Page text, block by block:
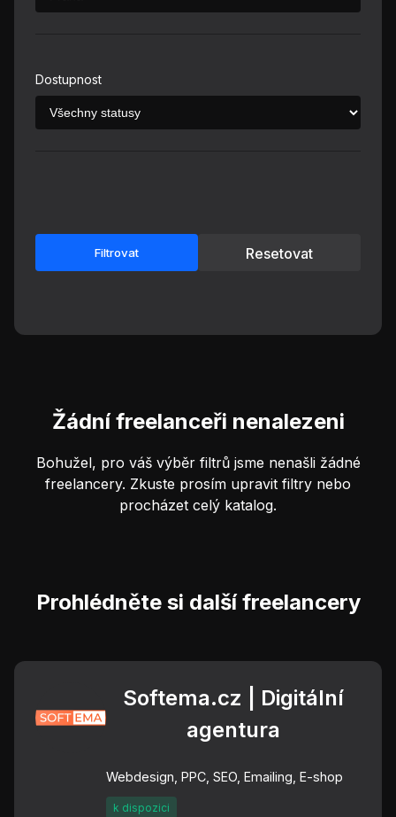
Dostupnost
Filtrovat Resetovat
Žádní freelanceři nenalezeni
Bohužel, pro váš výběr filtrů jsme nenašli žádné
freelancery. Zkuste prosím upravit filtry nebo
procházet celý katalog.
Prohlédněte si další freelancery
Softema.cz | Digitální
agentura
Webdesign, PPC, SEO, Emailing, E-shop
k dispozici